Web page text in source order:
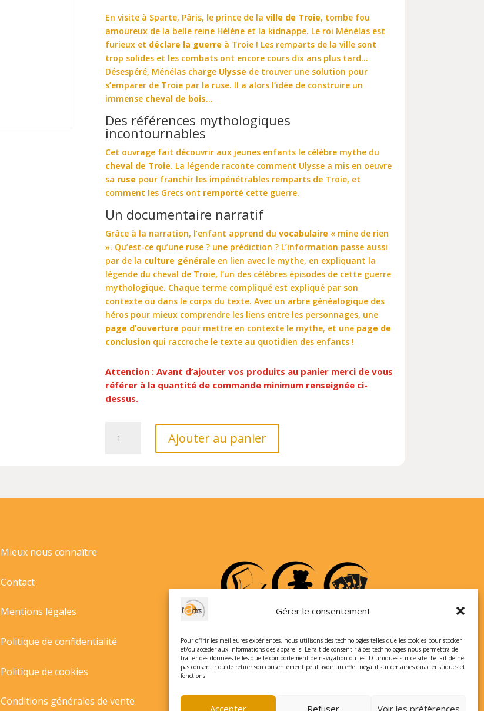
Gérer le consentement
Pour offrir les meilleures expériences, nous utilisons des technologies telles que les cookies pour stocker
et/ou accéder aux informations des appareils. Le fait de consentir à ces technologies nous permettra de
traiter des données telles que le comportement de navigation ou les ID uniques sur ce site. Le fait de ne
pas consentir ou de retirer son consentement peut avoir un effet négatif sur certaines caractéristiques et
fonctions.
Accepter Refuser Voir les préférences
En visite à Sparte, Pâris, le prince de laville de Troie, tombe fou
amoureux de la belle reine Hélène et la kidnappe. Le roi Ménélas est
furieux et déclare la guerre à Troie ! Les remparts de la ville sont
trop solides et les combats ont encore cours dix ans plus tard…
Désespéré, Ménélas charge Ulysse de trouver une solution pour
s’emparer de Troie par la ruse. Il a alors l’idée de construire un
immense cheval de bois…
Des références mythologiques
incontournables
Cet ouvrage fait découvrir aux jeunes enfants le célèbre mythe du
cheval de Troie. La légende raconte comment Ulysse a mis en oeuvre
sa ruse pour franchir les impénétrables remparts de Troie, et
comment les Grecs ont remporté cette guerre.
Un documentaire narratif
Grâce à la narration, l’enfant apprend duvocabulaire « mine de rien
». Qu’est-ce qu’une ruse ? une prédiction ? L’information passe aussi
par de la culture générale en lien avec le mythe, en expliquant la
légende du cheval de Troie, l’un des célèbres épisodes de cette guerre
mythologique. Chaque terme compliqué est expliqué par son
contexte ou dans le corps du texte. Avec un arbre généalogique des
héros pour mieux comprendre les liens entre les personnages, une
page d’ouverture pour mettre en contexte le mythe, et une page de
conclusion qui raccroche le texte au quotidien des enfants !
Attention : Avant d’ajouter vos produits au panier merci de vous
référer à la quantité de commande minimum renseignée ci-
dessus.
CHEVAL
Ajouter au panier
Mieux nous connaître
Contact
Mentions légales
Politique de confidentialité
Politique de cookies
Conditions générales de vente